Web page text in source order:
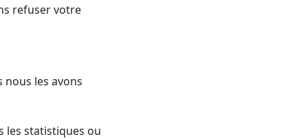
refuser votre
les avons
les statistiques ou